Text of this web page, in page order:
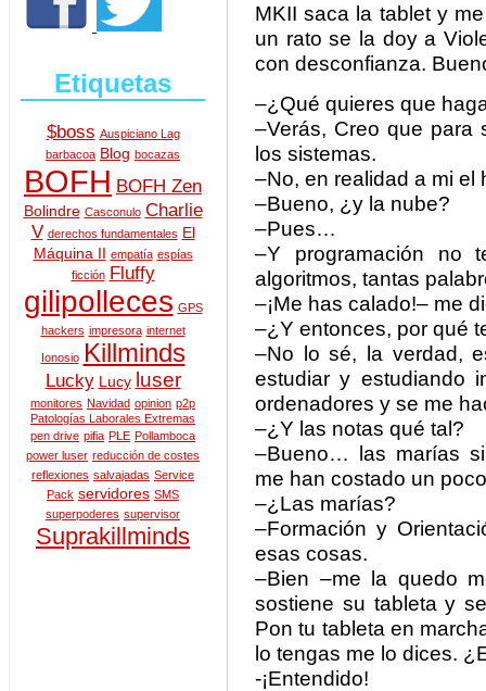
Etiquetas
$boss Auspiciano Lag
barbacoa Blog bocazas
BOFH BOFH Zen
Bolindre Casconulo Charlie
V derechos fundamentales El
Máquina II empatía espías
ficción
Fluffy
gilipolleces GPS
hackers impresora internet
Ionosio Killminds
Lucky Lucy luser
monitores Navidad opinion p2p
Patologías Laborales Extremas
pen drive pifia PLE Pollamboca
power luser reducción de costes
reflexiones salvajadas Service
Pack servidores SMS
superpoderes supervisor
Suprakillminds
MKII saca la tablet y
un rato se la doy a
con desconfianza.
–¿Qué quieres que
–Verás, Creo que para
los sistemas.
–No, en realidad a mi
–Bueno, ¿y la nube?
–Pues…
–Y programación no
algoritmos, tantas
–¡Me has calado!– me
–¿Y entonces, por qué
–No lo sé, la verdad,
estudiar y estudiando
ordenadores y se me
–¿Y las notas qué tal?
–Bueno… las marías
me han costado un
–¿Las marías?
–Formación y
esas cosas.
–Bien –me la quedo
sostiene su tableta y
Pon tu tableta en
lo tengas me lo dices.
-¡Entendido!